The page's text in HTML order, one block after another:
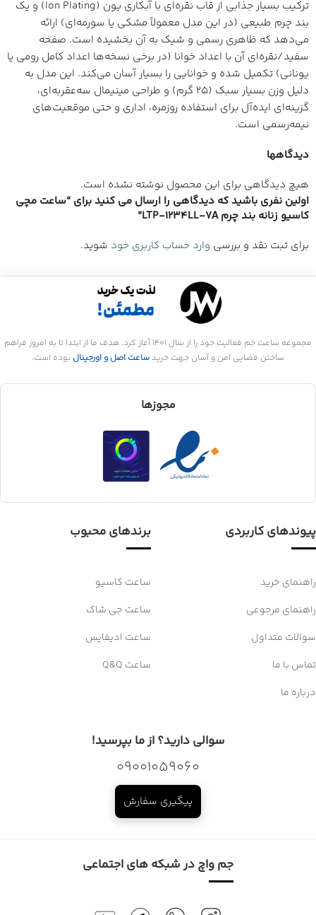
ترکیب بسیار جذابی از قاب نقره‌ای با آبکاری یون (Ion Plating) و یک
بند چرم طبیعی (در این مدل معمولاً مشکی یا سورمه‌ای) ارائه
می‌دهد که ظاهری رسمی و شیک به آن بخشیده است. صفحه
سفید/نقره‌ای آن با اعداد خوانا (در برخی نسخه‌ها اعداد کامل رومی یا
یونانی) تکمیل شده و خوانایی را بسیار آسان می‌کند. این مدل به
دلیل وزن بسیار سبک (۲۵ گرم) و طراحی مینیمال سه‌عقربه‌ای،
گزینه‌ای ایده‌آل برای استفاده روزمره، اداری و حتی موقعیت‌های
نیمه‌رسمی است.
دیدگاهها
هیچ دیدگاهی برای این محصول نوشته نشده است.
اولین نفری باشید که دیدگاهی را ارسال می کنید برای “ساعت مچی
کاسیو زنانه بند چرم LTP-1234LL-7A”
برای ثبت نقد و بررسی وارد حساب کاربری خود شوید.
مجموعه ساعت جَم فعالیت خود را از سال 1401 آغاز کرد. هدف ما از ابتدا تا به امروز فراهم
ساختن فضایی امن و آسان جهت خرید ساعت اصل و اورجینال بوده است.
مجوزها
پیوندهای کاربردی
راهنمای خرید
راهنمای مرجوعی
سوالات متداول
تماس با ما
درباره ما
برندهای محبوب
ساعت کاسیو
ساعت جی شاک
ساعت ادیفایس
ساعت Q&Q
سوالی دارید؟ از ما بپرسید!
09001059060
پیگیری سفارش
جم واچ در شبکه های اجتماعی